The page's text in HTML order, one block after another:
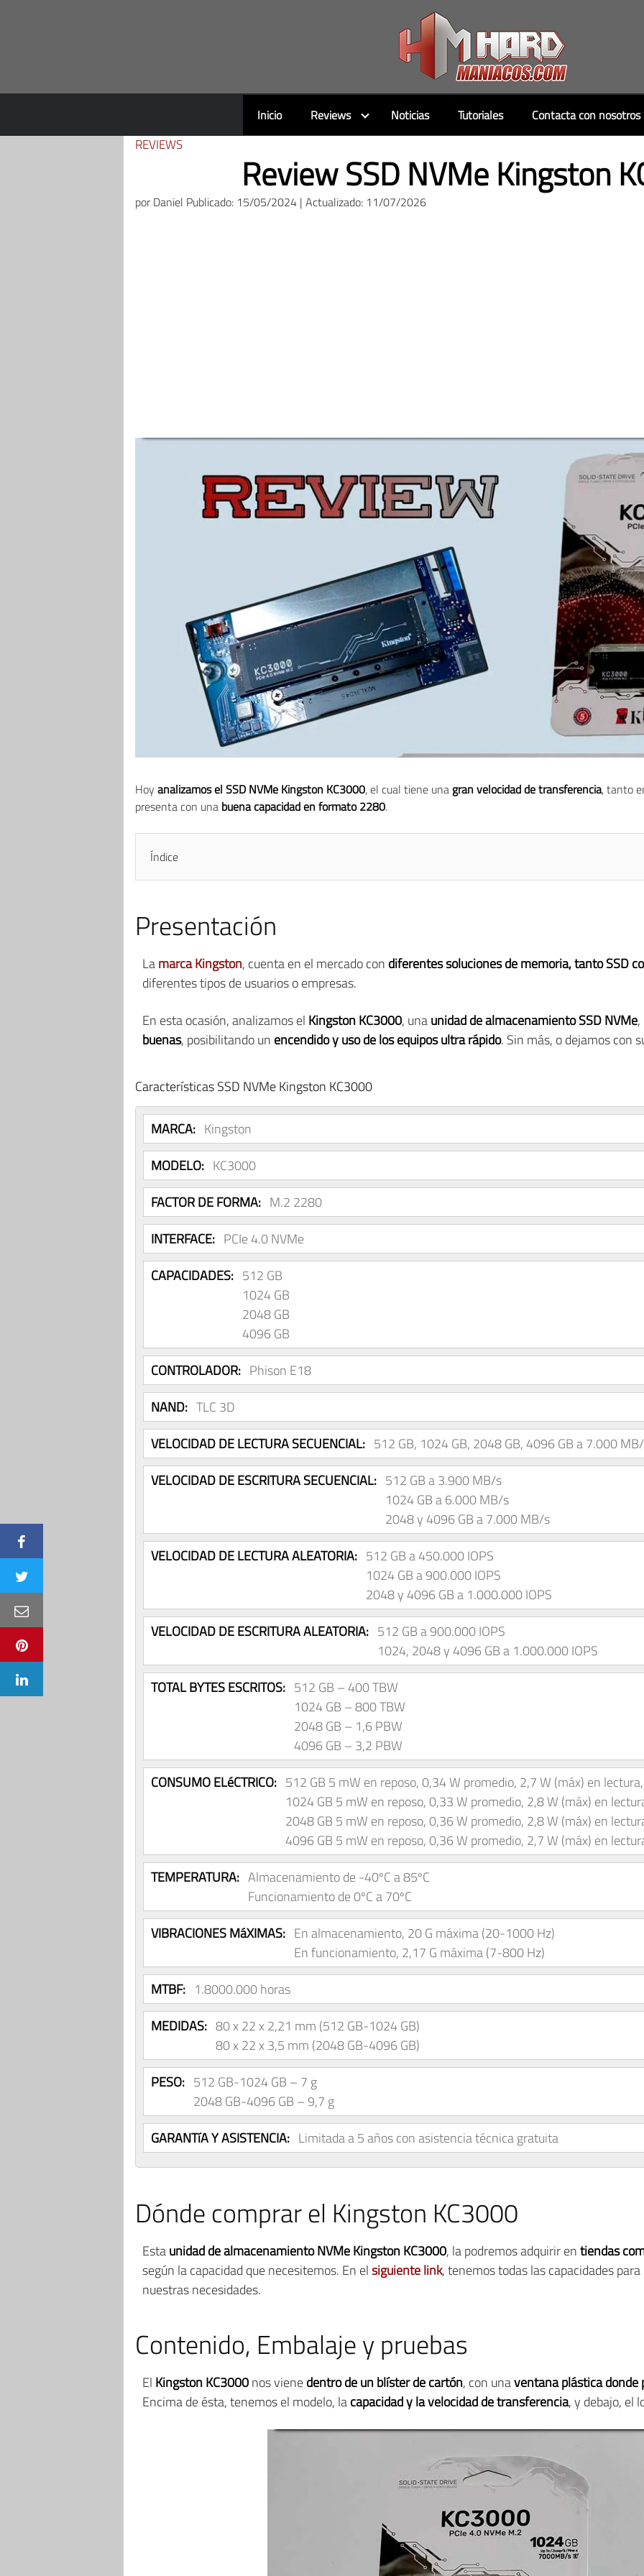
Inicio Reviews Noticias Tutoriales Contacta con nosotros
REVIEWS
Review SSD NVMe Kingston
porDaniel Publicado: 15/05/2024 | Actualizado: 11/07/2026
Hoy analizamos el SSD NVMe Kingston KC3000, el cual tiene una gran velocidad de transferencia, tanto
presenta con una buena capacidad en formato 2280.
Índice
Presentación
Lamarca Kingston, cuenta en el mercado con diferentes soluciones de memoria, tanto SSD
diferentes tipos de usuarios o empresas.
En esta ocasión, analizamos el Kingston KC3000, unaunidad de almacenamiento SSD NVMe
buenas, posibilitando un encendido y uso de los equipos ultra rápido. Sin más, o dejamos con
Características SSD NVMe Kingston KC3000
MARCA: Kingston
MODELO: KC3000
FACTOR DE FORMA: M.2 2280
INTERFACE: PCIe 4.0 NVMe
CAPACIDADES: 512 GB
1024 GB
2048 GB
4096 GB
CONTROLADOR: Phison E18
NAND: TLC 3D
VELOCIDAD DE LECTURA SECUENCIAL: 512 GB, 1024 GB, 2048 GB, 4096 GB a 7.000
VELOCIDAD DE ESCRITURA SECUENCIAL: 512 GB a 3.900 MB/s
1024 GB a 6.000 MB/s
2048 y 4096 GB a 7.000 MB/s
VELOCIDAD DE LECTURA ALEATORIA: 512 GB a 450.000 IOPS
1024 GB a 900.000 IOPS
2048 y 4096 GB a 1.000.000 IOPS
VELOCIDAD DE ESCRITURA ALEATORIA: 512 GB a 900.000 IOPS
1024, 2048 y 4096 GB a 1.000.000 IOPS
TOTAL BYTES ESCRITOS: 512 GB – 400 TBW
1024 GB – 800 TBW
2048 GB – 1,6 PBW
4096 GB – 3,2 PBW
CONSUMO ELéCTRICO: 512 GB 5 mW en reposo, 0,34 W promedio, 2,7 W (máx) en
1024 GB 5 mW en reposo, 0,33 W promedio, 2,8 W (máx) en
2048 GB 5 mW en reposo, 0,36 W promedio, 2,8 W (máx) en
4096 GB 5 mW en reposo, 0,36 W promedio, 2,7 W (máx) en
TEMPERATURA: Almacenamiento de -40ºC a 85ºC
Funcionamiento de 0ºC a 70ºC
VIBRACIONES MáXIMAS: En almacenamiento, 20 G máxima (20-1000 Hz)
En funcionamiento, 2,17 G máxima (7-800 Hz)
MTBF: 1.8000.000 horas
MEDIDAS: 80 x 22 x 2,21 mm (512 GB-1024 GB)
80 x 22 x 3,5 mm (2048 GB-4096 GB)
PESO: 512 GB-1024 GB – 7 g
2048 GB-4096 GB – 9,7 g
GARANTíA Y ASISTENCIA: Limitada a 5 años con asistencia técnica gratuita
Dónde comprar el Kingston KC3000
Estaunidad de almacenamiento NVMe Kingston KC3000, la podremos adquirir entiendas
según la capacidad que necesitemos. En elsiguiente link, tenemos todas las capacidades
nuestras necesidades.
Contenido, Embalaje y pruebas
El Kingston KC3000nos vienedentro de un blíster de cartón, con unaventana plástica donde
Encima de ésta, tenemos el modelo, lacapacidad y la velocidad de transferencia, y debajo, el